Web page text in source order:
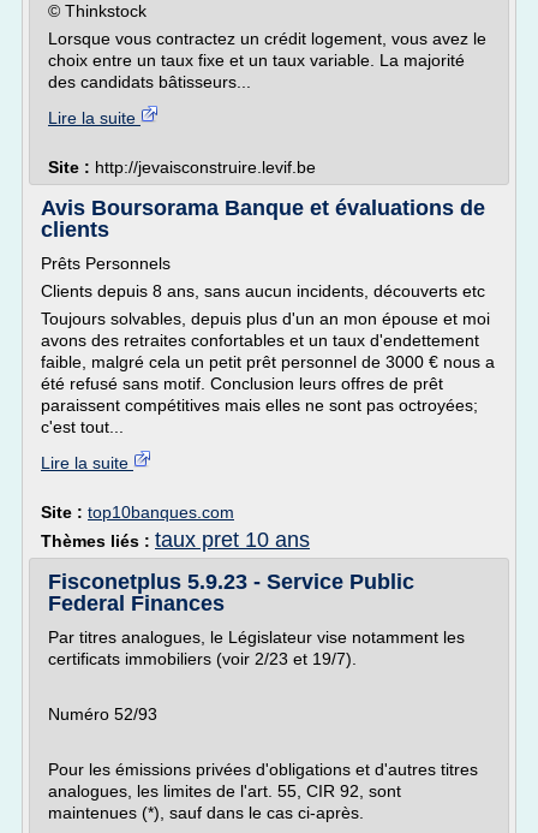
© Thinkstock
Lorsque vous contractez un crédit logement, vous avez le
choix entre un taux fixe et un taux variable. La majorité
des candidats bâtisseurs...
Lire la suite
Site : http://jevaisconstruire.levif.be
Avis Boursorama Banque et évaluations de
clients
Prêts Personnels
Clients depuis 8 ans, sans aucun incidents, découverts etc
Toujours solvables, depuis plus d'un an mon épouse et moi
avons des retraites confortables et un taux d'endettement
faible, malgré cela un petit prêt personnel de 3000 € nous a
été refusé sans motif. Conclusion leurs offres de prêt
paraissent compétitives mais elles ne sont pas octroyées;
c'est tout...
Lire la suite
Site : top10banques.com
Thèmes liés : taux pret 10 ans
Fisconetplus 5.9.23 - Service Public
Federal Finances
Par titres analogues, le Législateur vise notamment les
certificats immobiliers (voir 2/23 et 19/7).
Numéro 52/93
Pour les émissions privées d'obligations et d'autres titres
analogues, les limites de l'art. 55, CIR 92, sont
maintenues (*), sauf dans le cas ci-après.